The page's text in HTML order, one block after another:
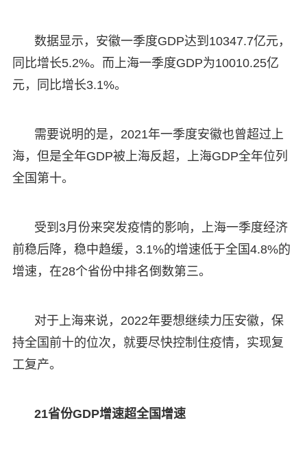
数据显示，安徽一季度GDP达到10347.7亿元，
同比增长5.2%。而上海一季度GDP为10010.25亿
元，同比增长3.1%。
需要说明的是，2021年一季度安徽也曾超过上
海，但是全年GDP被上海反超，上海GDP全年位列
全国第十。
受到3月份来突发疫情的影响，上海一季度经济
前稳后降，稳中趋缓，3.1%的增速低于全国4.8%的
增速，在28个省份中排名倒数第三。
对于上海来说，2022年要想继续力压安徽，保
持全国前十的位次，就要尽快控制住疫情，实现复
工复产。
21省份GDP增速超全国增速